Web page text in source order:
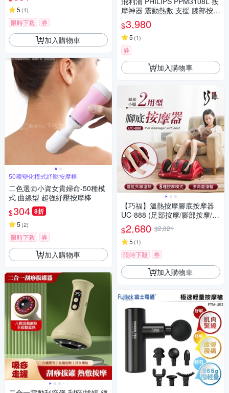
5 (1)
限時下殺 券
加入購物車
50種變化模式紓壓按摩棒
二色選㊣小資女貴婦命-50種模
式 曲線型 超強紓壓按摩棒
$304 8折
5 (2)
限時下殺 券
加入購物車
摩神器 震動熱敷 支援 膝部按摩
肘部 肩膀按摩 深藍色 尺寸 L
男女適用 母親節 父親節 情人節
生日 禮物
$3,980
5 (1)
券
加入購物車
【巧福】溫熱按摩腳底按摩器
UC-888 (足部按摩/腳部按摩/溫
熱按摩)
$2,680 $2,821
5 (1)
限時下殺 券
加入購物車